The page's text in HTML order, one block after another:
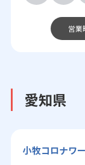
営業
愛知県
小牧コロナワ